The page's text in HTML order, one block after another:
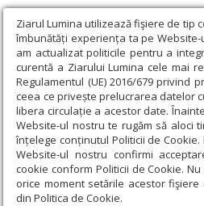
Ziarul Lumina utilizează fişiere de tip
îmbunătăți experiența ta pe
am actualizat politicile pentru a
curentă a Ziarului Lumina cele mai
Regulamentul (UE) 2016/679 privind
ceea ce privește prelucrarea datelor
libera circulație a acestor date.
Website-ul nostru te rugăm să aloci
înțelege conținutul Politicii de
Website-ul nostru confirmi
cookie conform Politicii de Cookie.
orice moment setările acestor
din Politica de Cookie.
Ziarul Lumina › Educaţie și Cultură ›
Poezia - fereastră deschisă către lume
Poezia - fereastră